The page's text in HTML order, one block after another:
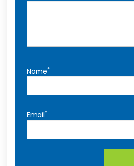
Nome*
Email*